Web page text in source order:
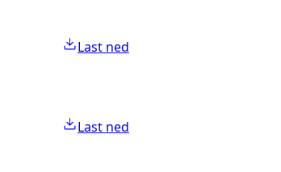
Last ned
Last ned